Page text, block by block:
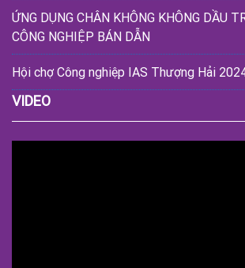
ỨNG DỤNG CHÂN KHÔNG KHÔNG DẦU
CÔNG NGHIỆP BÁN DẪN
Hội chợ Công nghiệp IAS Thượng Hải
VIDEO